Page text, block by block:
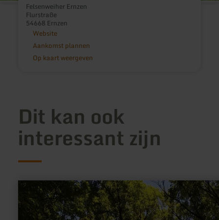
Felsenweiher Ernzen
Flurstraße
54668 Ernzen
Website
Aankomst plannen
Op kaart weergeven
Dit kan ook
interessant zijn
meer
informatie
over:
Eichenhain
Hasborn